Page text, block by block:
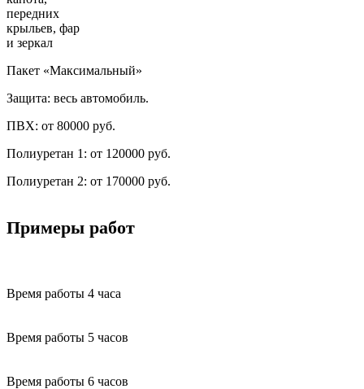
Пакет «Максимальный»
Защита: весь автомобиль.
ПВХ: от 80000 руб.
Полиуретан 1: от 120000 руб.
Полиуретан 2: от 170000 руб.
Примеры работ
Время работы 4 часа
Время работы 5 часов
Время работы 6 часов